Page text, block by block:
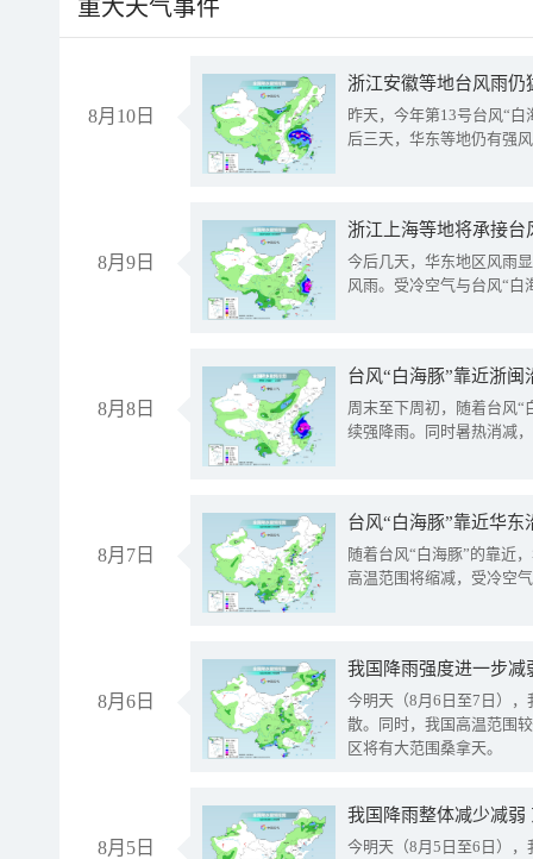
重大天气事件
8月10日
浙江安徽等地台风雨
昨天，今年第13号台风“
后三天，华东等地仍有强
8月9日
浙江上海等地将承接台
今后几天，华东地区风雨
风雨。受冷空气与台风“白
8月8日
台风“白海豚”靠近浙
周末至下周初，随着台风“
续强降雨。同时暑热消减
8月7日
台风“白海豚”靠近华
随着台风“白海豚”的靠近
高温范围将缩减，受冷空
8月6日
今明天（8月6日至7日）
散。同时，我国高温范围
区将有大范围桑拿天。
8月5日
我国降雨整体减少减弱
今明天（8月5日至6日）